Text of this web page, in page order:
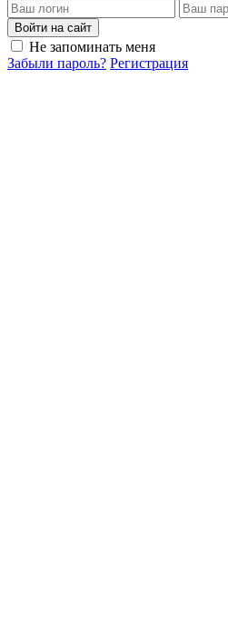
Войти на сайт
Не запоминать меня
Забыли пароль? Регистрация